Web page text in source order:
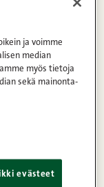
on aina
aineiden lista
löytyy
tuote.
kertoo
ja voimme
median
myös tietoja
sekä mainonta-
evästeet